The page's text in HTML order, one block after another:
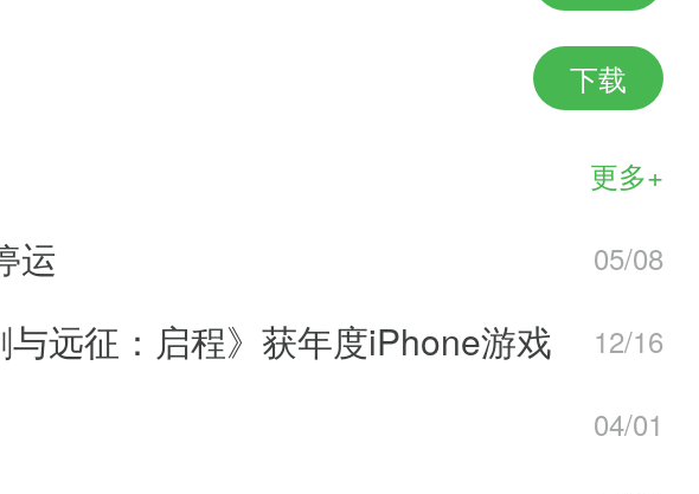
师开启条件，专家和大师的经验差不多，只
，必做
派地兽都给经验不错，周五是精英挑战，周
下载
更多+
运 05/08
远征：启程》获年度iPhone游戏 12/16
04/01